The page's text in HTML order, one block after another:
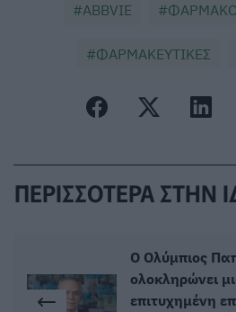
ABBVIE
ΦΑΡΜΑΚΕΥΤΙΚΕΣ
ΠΕΡΙΣΣΟΤΕΡΑ ΣΤΗΝ
Ο Ολύμπιος
ολοκληρώνει
επιτυχημένη